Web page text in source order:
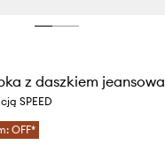
z daszkiem jeansowa
SPEED
OFF*